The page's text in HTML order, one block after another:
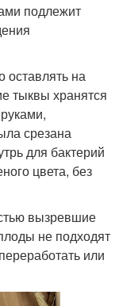
подлежит
оставлять на
тыквы хранятся
срезана
для бактерий
цвета, без
вызревшие
не подходят
или